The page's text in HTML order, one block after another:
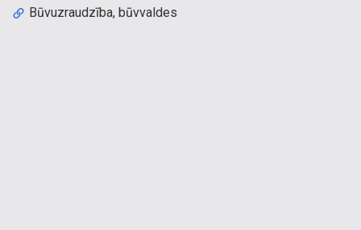
Būvuzraudzība, būvvaldes